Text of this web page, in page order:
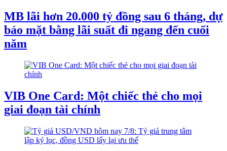
MB lãi hơn 20.000 tỷ đồng sau 6 tháng, dự
báo mặt bằng lãi suất đi ngang đến cuối
năm
VIB One Card: Một chiếc thẻ cho mọi
giai đoạn tài chính